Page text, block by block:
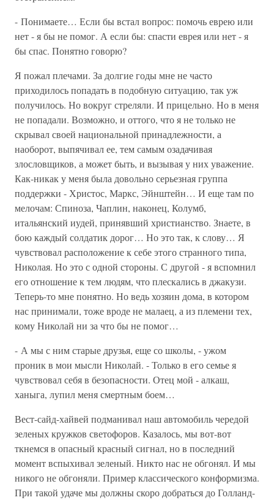
- Понимаете… Если бы встал вопрос: помочь еврею или
нет - я бы не помог. А если бы: спасти еврея или нет - я
бы спас. Понятно говорю?
Я пожал плечами. За долгие годы мне не часто
приходилось попадать в подобную ситуацию, так уж
получилось. Но вокруг стреляли. И прицельно. Но в меня
не попадали. Возможно, и оттого, что я не только не
скрывал своей национальной принадлежности, а
наоборот, выпячивал ее, тем самым озадачивая
злословщиков, а может быть, и вызывая у них уважение.
Как-никак у меня была довольно серьезная группа
поддержки - Христос, Маркс, Эйнштейн… И еще там по
мелочам: Спиноза, Чаплин, наконец, Колумб,
итальянский иудей, принявший христианство. Знаете, в
бою каждый солдатик дорог… Но это так, к слову… Я
чувствовал расположение к себе этого странного типа,
Николая. Но это с одной стороны. С другой - я вспомнил
его отношение к тем людям, что плескались в джакузи.
Теперь-то мне понятно. Но ведь хозяин дома, в котором
нас принимали, тоже вроде не малаец, а из племени тех,
кому Николай ни за что бы не помог…
- А мы с ним старые друзья, еще со школы, - ужом
проник в мои мысли Николай. - Только в его семье я
чувствовал себя в безопасности. Отец мой - алкаш,
ханыга, лупил меня смертным боем…
Вест-сайд-хайвей подманивал наш автомобиль чередой
зеленых кружков светофоров. Казалось, мы вот-вот
ткнемся в опасный красный сигнал, но в последний
момент вспыхивал зеленый. Никто нас не обгонял. И мы
никого не обгоняли. Пример классического конформизма.
При такой удаче мы должны скоро добраться до Голланд-